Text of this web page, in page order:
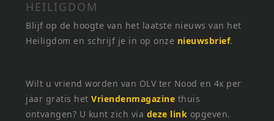
HEILIGDOM
Blijf op de hoogte van het laatste nieuws van het
Heiligdom en schrijf je in op onze nieuwsbrief.
Wilt u vriend worden van OLV ter Nood en 4x per
jaar gratis hetVriendenmagazine thuis
ontvangen? U kunt zich via deze link opgeven.